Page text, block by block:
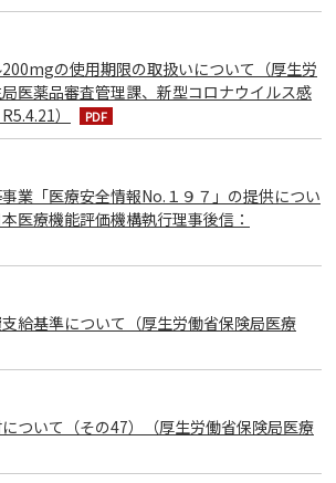
の使用期限の取扱いについて（厚生労
医薬品審査管理課、新型コロナウイルス感
）
業「医療安全情報No.１９７」の提供につい
医療機能評価機構執行理事後信：
給基準について（厚生労働省保険局医療
ついて（その47）（厚生労働省保険局医療